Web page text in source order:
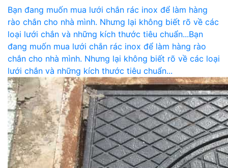
Bạn đang muốn mua lưới chắn rác inox để làm hàng
rào chắn cho nhà mình. Nhưng lại không biết rõ về các
loại lưới chắn và những kích thước tiêu chuẩn...Bạn
đang muốn mua lưới chắn rác inox để làm hàng rào
chắn cho nhà mình. Nhưng lại không biết rõ về các loại
lưới chắn và những kích thước tiêu chuẩn...